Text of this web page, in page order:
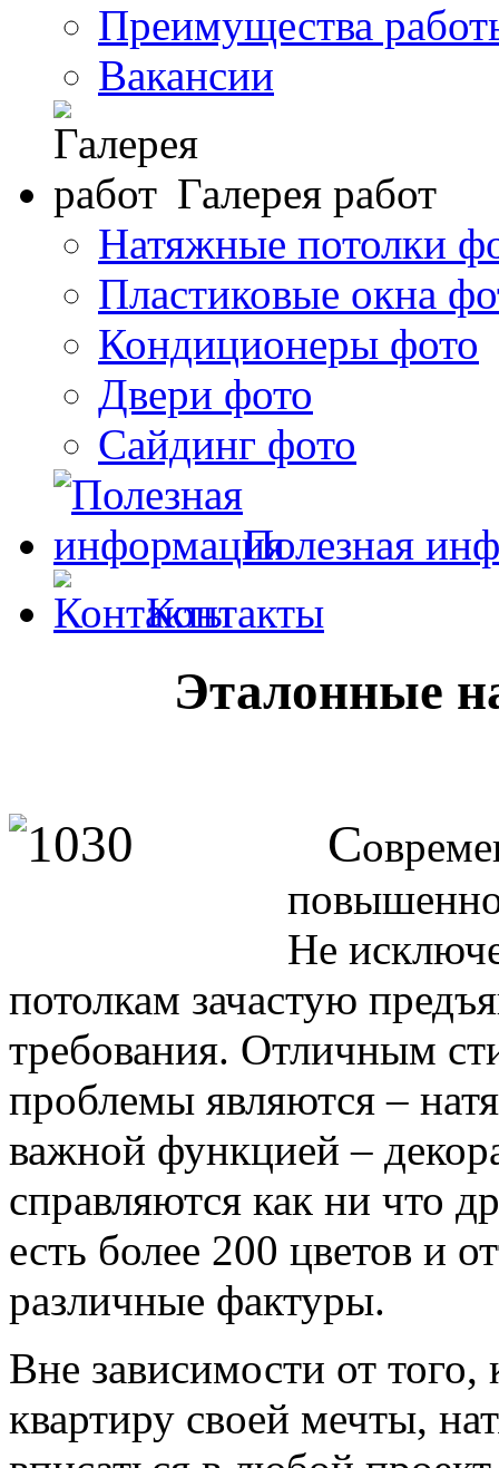
Преимущества
Вакансии
Галерея работ
Натяжные потолки
Пластиковые окна
Кондиционеры фото
Двери фото
Сайдинг фото
Полезная
Контакты
Эталонные
С
Не
потолкам зачастую
требования. Отличным
проблемы являются –
важной функцией –
справляются как ни что
есть более 200 цветов и
различные фактуры.
Вне зависимости от того,
квартиру своей мечты,